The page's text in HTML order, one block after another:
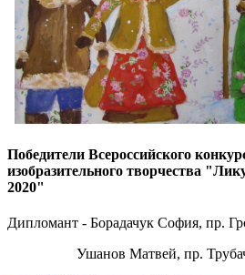
Победители Всероссийского
изобразительного творчества
2020"
Дипломант - Борадачук София, пр.
Ушанов Матвей, пр.